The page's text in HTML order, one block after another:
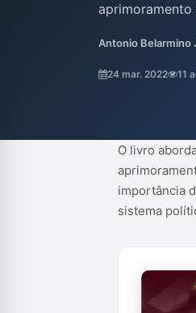
aprimoramento
importância da
Com uma
Antonio Belarmino
24 mar. 2022 11
O livro
importância
sistema